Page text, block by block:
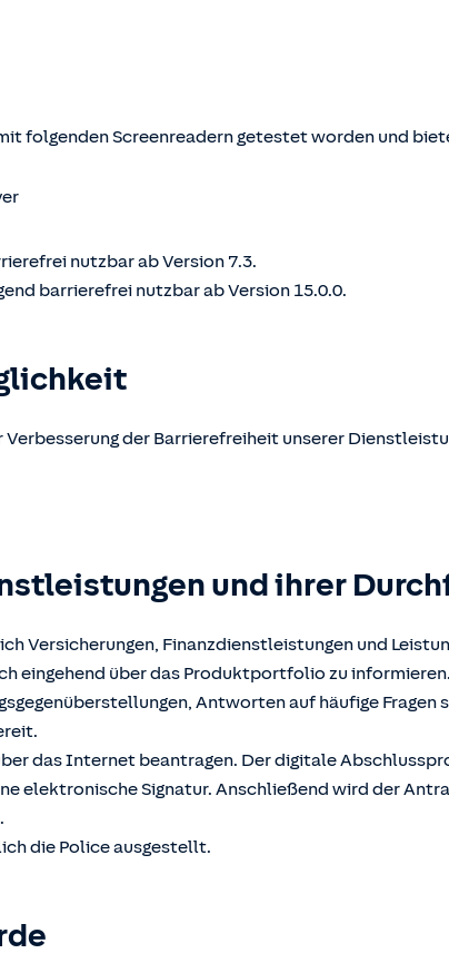
folgenden Screenreadern getestet worden und
nutzbar ab Version 7.3.
barrierefrei nutzbar ab Version 15.0.0.
der Barrierefreiheit unserer
und ihrer
Versicherungen, Finanzdienstleistungen und
eingehend über das Produktportfolio zu
Antworten auf häufige Fragen
das Internet beantragen. Der digitale
elektronische Signatur. Anschließend wird der
die Police ausgestellt.